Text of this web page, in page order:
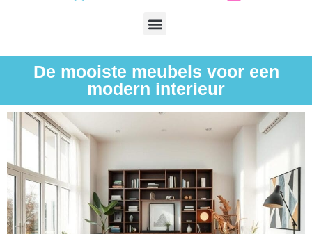
De mooiste meubels voor een
modern interieur